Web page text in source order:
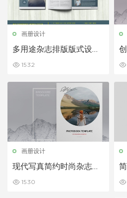
画册设计
多用途杂志排版版式设计
1532
画册设计
现代写真简约时尚杂志画
1530